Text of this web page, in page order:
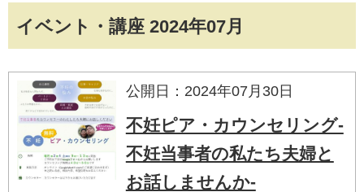
イベント・講座 2024年07月
公開日：2024年07月30日
不妊ピア・カウンセリング-
不妊当事者の私たち夫婦と
お話しませんか-